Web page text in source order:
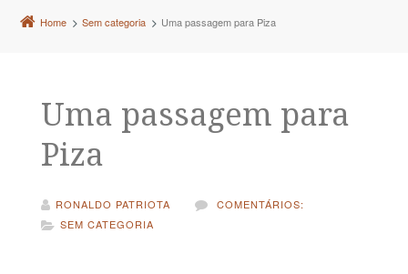
Home Sem categoria Uma passagem para Piza
Uma passagem para
Piza
RONALDO PATRIOTA
COMENTÁRIOS:
SEM CATEGORIA